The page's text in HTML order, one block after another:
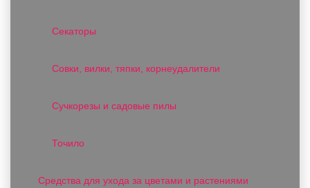
Секаторы
Совки, вилки, тяпки, корнеудалители
Сучкорезы и садовые пилы
Точило
Средства для ухода за цветами и растениями